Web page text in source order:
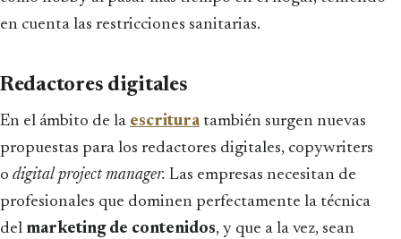
en cuenta las restricciones sanitarias.
Redactores digitales
En el ámbito de la escrituratambién surgen nuevas
propuestas para los redactores digitales, copywriters
o digital project manager. Las empresas necesitan de
profesionales que dominen perfectamente la técnica
del marketing de contenidos, y que a la vez, sean